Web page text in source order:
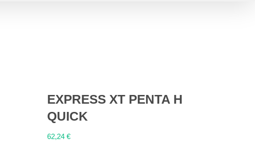
EXPRESS XT PENTA H
QUICK
62,24€